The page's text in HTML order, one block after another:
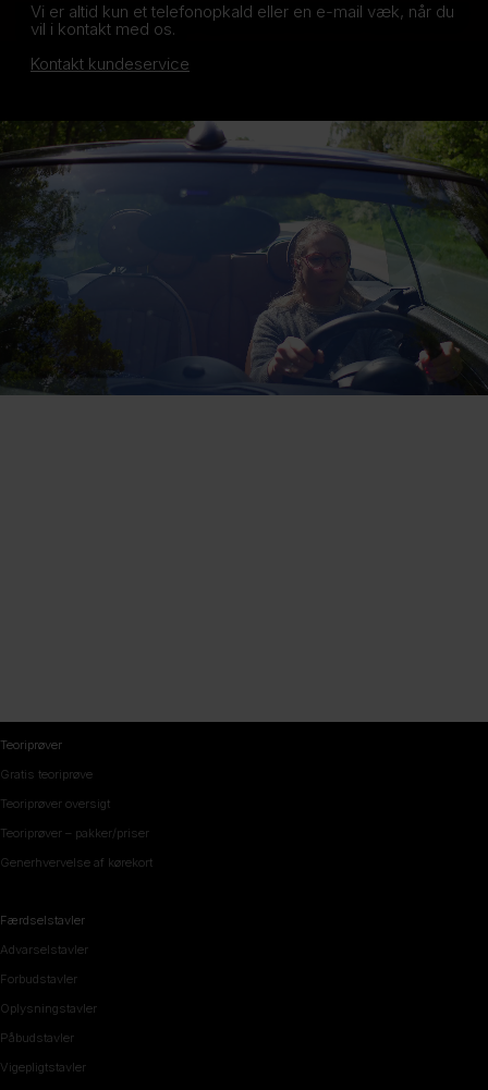
Vi er altid kun et telefonopkald eller en e-mail væk, når du
vil i kontakt med os.
Kontakt kundeservice
Teoriprøver
Gratis teoriprøve
Teoriprøver oversigt
Teoriprøver – pakker/priser
Generhvervelse af kørekort
Færdselstavler
Advarselstavler
Forbudstavler
Oplysningstavler
Påbudstavler
Vigepligtstavler